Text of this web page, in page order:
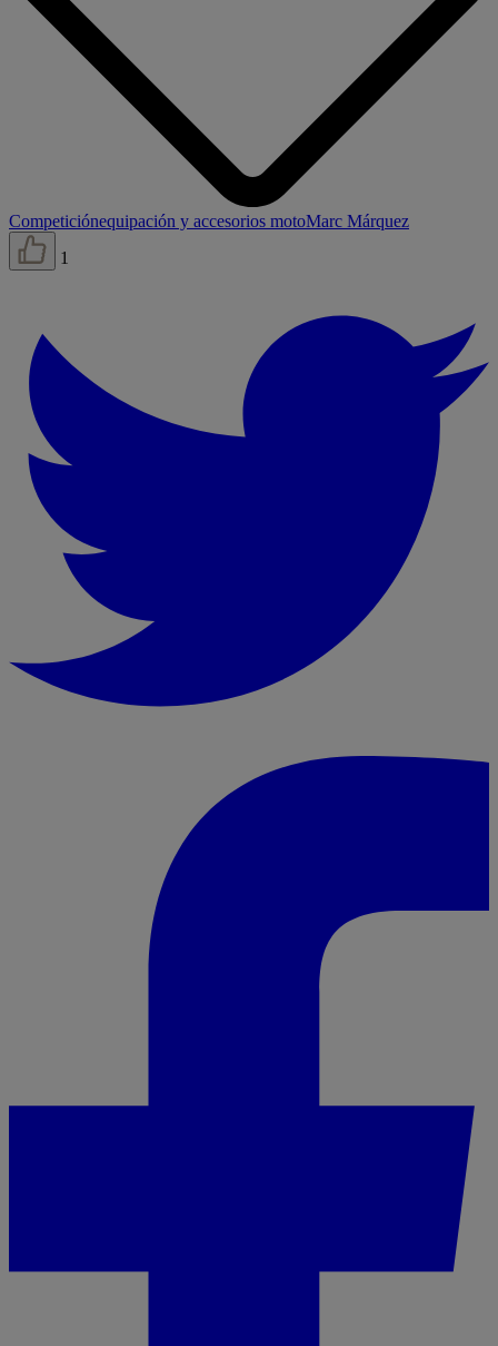
Competiciónequipación y accesorios motoMarc Márquez
1